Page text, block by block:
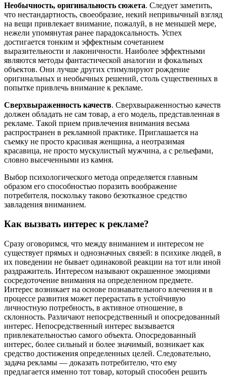
Необычность, оригинальность сюжета. Следует заметить,
что нестандартность, своеобразие, некий непривычный взгляд
на вещи привлекает внимание, пожалуй, в не меньшей мере,
нежели упомянутая ранее парадоксальность. Успех
достигается тонким и эффектным сочетанием
выразительности и лаконичности. Наиболее эффектными
являются методы фантастической аналогии и фокальных
объектов. Они лучше других стимулируют рождение
оригинальных и необычных решений, столь существенных в
попытке привлечь внимание к рекламе.
Сверхвыраженность качеств. Сверхвыраженностью качеств
должен обладать не сам товар, а его модель, представленная в
рекламе. Такой прием привлечения внимания весьма
распространен в рекламной практике. Приглашается на
съемку не просто красивая женщина, а неотразимая
красавица, не просто мускулистый мужчина, а с рельефами,
словно высеченными из камня.
Выбор психологического метода определяется главным
образом его способностью поразить воображение
потребителя, поскольку таково безотказное средство
завладения вниманием.
Как вызвать интерес к рекламе?
Сразу оговоримся, что между вниманием и интересом не
существует прямых и однозначных связей: в психике людей, в
их поведении не бывает одинаковой реакции на тот или иной
раздражитель. Интересом называют окрашенное эмоциями
сосредоточение внимания на определенном предмете.
Интерес возникает на основе познавательного влечения и в
процессе развития может перерастать в устойчивую
личностную потребность, в активное отношение, в
склонность. Различают непосредственный и опосредованный
интерес. Непосредственный интерес вызывается
привлекательностью самого объекта. Опосредованный
интерес, более сильный и более значимый, возникает как
средство достижения определенных целей. Следовательно,
задача рекламы — доказать потребителю, что ему
предлагается именно тот товар, который способен решить